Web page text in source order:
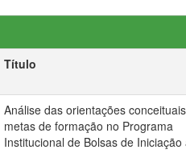
Título
Análise das orientações
metas de formação no Programa
Institucional de Bolsas de Iniciação